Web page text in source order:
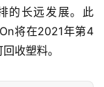
的长远发展。此
将在2021年第4
收塑料。